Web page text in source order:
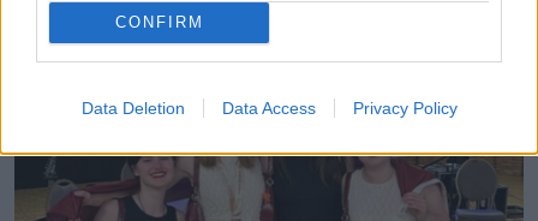
CONFIRM
Data Deletion Data Access Privacy Policy